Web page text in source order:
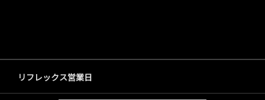
リフレックス営業日